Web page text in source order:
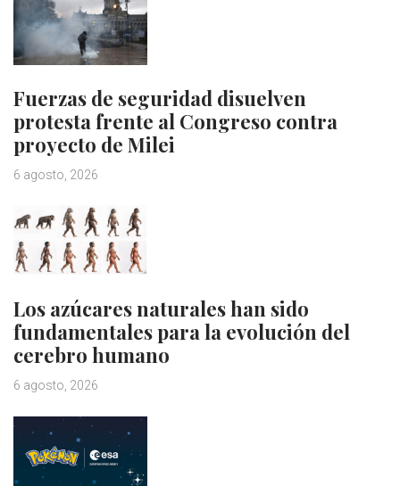
Fuerzas de seguridad disuelven
protesta frente al Congreso contra
proyecto de Milei
6 agosto, 2026
Los azúcares naturales han sido
fundamentales para la evolución del
cerebro humano
6 agosto, 2026